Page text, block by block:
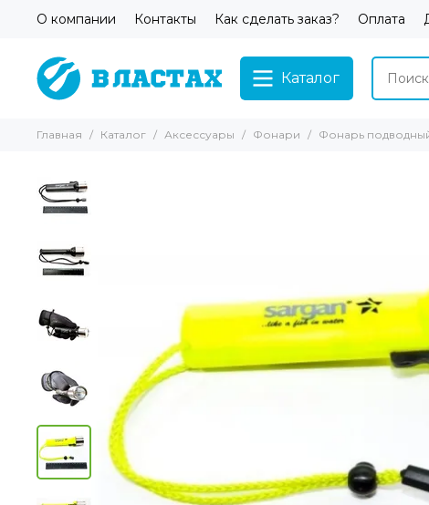
О компании Контакты Как сделать заказ? Оплата
Каталог
Главная Каталог Аксессуары Фонари Фонарь